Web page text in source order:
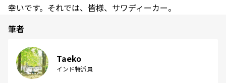
幸いです。それでは、皆様、サワディーカー。
筆者
Taeko
インド特派員